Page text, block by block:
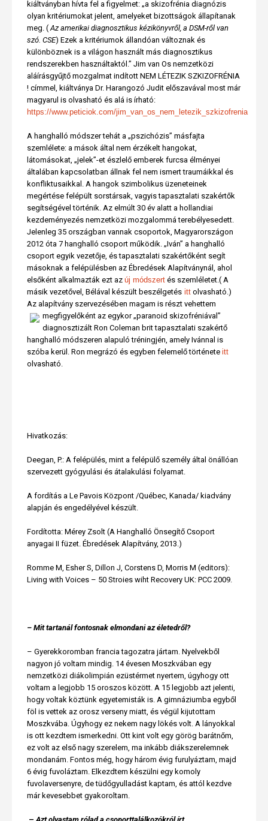
kiáltványban hívta fel a figyelmet: „a skizofrénia diagnózis
olyan kritériumokat jelent, amelyeket bizottságok állapítanak
meg. ( Az amerikai diagnosztikus kézikönyvről, a DSM-ről van
szó. CSE) Ezek a kritériumok állandóan változnak és
különböznek is a világon használt más diagnosztikus
rendszerekben használtaktól.” Jim van Os nemzetközi
aláírásgyűjtő mozgalmat indított NEM LÉTEZIK SZKIZOFRÉNIA
! címmel, kiáltványa Dr. Harangozó Judit előszavával most már
magyarul is olvasható és alá is írható:
https://www.peticiok.com/jim_van_os_nem_letezik_szkizofrenia
A hanghalló módszer tehát a „pszichózis” másfajta
szemlélete: a mások által nem érzékelt hangokat,
látomásokat, „jelek”-et észlelő emberek furcsa élményei
általában kapcsolatban állnak fel nem ismert traumáikkal és
konfliktusaikkal. A hangok szimbolikus üzeneteinek
megértése felépült sorstársak, vagyis tapasztalati szakértők
segítségével történik. Az elmúlt 30 év alatt a hollandiai
kezdeményezés nemzetközi mozgalommá terebélyesedett.
Jelenleg 35 országban vannak csoportok, Magyarországon
2012 óta 7 hanghalló csoport működik. „Iván” a hanghalló
csoport egyik vezetője, és tapasztalati szakértőként segít
másoknak a felépülésben az Ébredések Alapítványnál, ahol
elsőként alkalmazták ezt az új módszert és szemléletet.( A
másik vezetővel, Bélával készült beszélgetés itt olvasható.)
Az alapítvány szervezésében magam is részt vehettem
megfigyelőként az egykor „paranoid skizofréniával”
diagnosztizált Ron Coleman brit tapasztalati szakértő
hanghalló módszeren alapuló tréningjén, amely Ivánnal is
szóba kerül. Ron megrázó és egyben felemelő története itt
olvasható.
Hivatkozás:
Deegan, P.: A felépülés, mint a felépülő személy által önállóan
szervezett gyógyulási és átalakulási folyamat.
A fordítás a Le Pavois Központ /Québec, Kanada/ kiadvány
alapján és engedélyével készült.
Fordította: Mérey Zsolt (A Hanghalló Önsegítő Csoport
anyagai II füzet. Ébredések Alapítvány, 2013.)
Romme M, Esher S, Dillon J, Corstens D, Morris M (editors):
Living with Voices – 50 Stroies wiht Recovery UK: PCC 2009.
– Mit tartanál fontosnak elmondani az életedről?
– Gyerekkoromban francia tagozatra jártam. Nyelvekből
nagyon jó voltam mindig. 14 évesen Moszkvában egy
nemzetközi diákolimpián ezüstérmet nyertem, úgyhogy ott
voltam a legjobb 15 oroszos között. A 15 legjobb azt jelenti,
hogy voltak köztünk egyetemisták is. A gimnáziumba egyből
föl is vettek az orosz verseny miatt, és végül kijutottam
Moszkvába. Úgyhogy ez nekem nagy lökés volt. A lányokkal
is ott kezdtem ismerkedni. Ott kint volt egy görög barátnőm,
ez volt az első nagy szerelem, ma inkább diákszerelemnek
mondanám. Fontos még, hogy három évig furulyáztam, majd
6 évig fuvoláztam. Elkezdtem készülni egy komoly
fuvolaversenyre, de tüdőgyulladást kaptam, és attól kezdve
már kevesebbet gyakoroltam.